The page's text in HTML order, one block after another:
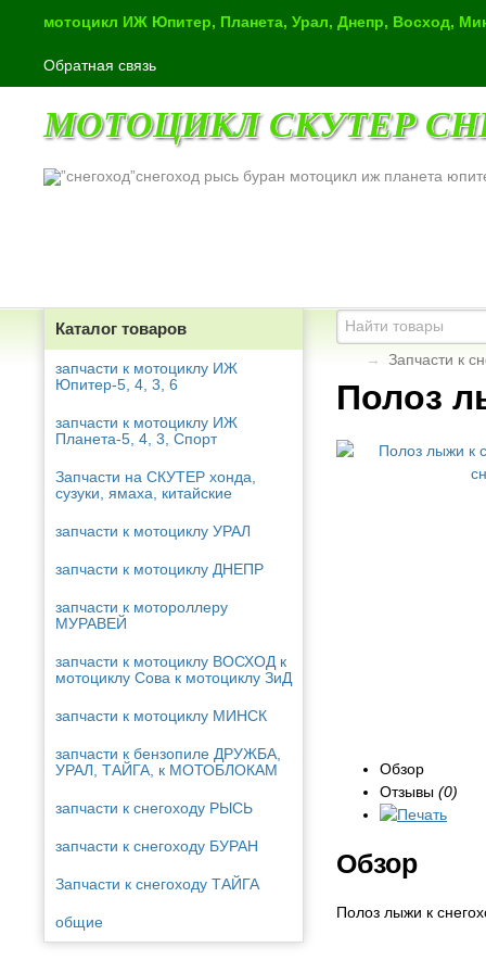
мотоцикл ИЖ Юпитер, Планета, Урал, Днепр, Восход,
Обратная связь
МОТОЦИКЛ СКУТЕР
снегоход рысь буран мотоцикл иж планета
Каталог товаров
запчасти к мотоциклу ИЖ
Юпитер-5, 4, 3, 6
запчасти к мотоциклу ИЖ
Планета-5, 4, 3, Спорт
Запчасти на СКУТЕР хонда,
сузуки, ямаха, китайские
запчасти к мотоциклу УРАЛ
запчасти к мотоциклу ДНЕПР
запчасти к мотороллеру
МУРАВЕЙ
запчасти к мотоциклу ВОСХОД к
мотоциклу Сова к мотоциклу ЗиД
запчасти к мотоциклу МИНСК
запчасти к бензопиле ДРУЖБА,
УРАЛ, ТАЙГА, к МОТОБЛОКАМ
запчасти к снегоходу РЫСЬ
запчасти к снегоходу БУРАН
Запчасти к снегоходу ТАЙГА
общие
→ Запчасти к
Полоз
Обзор
Отзывы (0)
Обзор
Полоз лыжи к